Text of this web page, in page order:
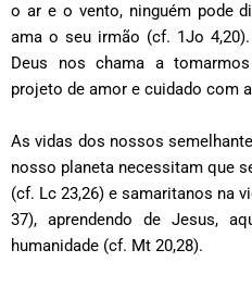
o ar e o vento, ninguém pode
ama o seu irmão (cf. 1Jo
Deus nos chama a
projeto de amor e cuidado com
As vidas dos nossos
nosso planeta necessitam que
(cf. Lc 23,26) e samaritanos na
37), aprendendo de Jesus,
humanidade (cf. Mt 20,28).